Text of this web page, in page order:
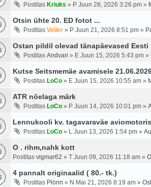
Postitas Kriuks » P Juun 28, 2026 3:26 pm »
Otsin ühte 20. ED fotot ...
Postitas Veiler » P Juun 21, 2026 8:51 pm »
Ostan pildil olevad tänapäevased Eesti
Postitas Andvari » E Juun 15, 2026 5:43 pm »
Kutse Seitsmemäe avamisele
Postitas LoCo » E Juun 15, 2026 10:55 am »
ATR nõelaga märk
Postitas LoCo » P Juun 14, 2026 10:01 pm »
Lennukooli kv. tagavaraväe
Postitas LoCo » L Juun 13, 2026 1:54 pm »
O . rihm,nahk kott
Postitas vigmar62 » T Juun 09, 2026 11:18 am »
4 pannalt originaalid ( 80.- tk.)
Postitas Plönn » N Mai 21, 2026 8:19 am »